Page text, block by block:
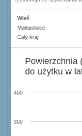
Wieś
Małopolskie
Cały kraj
300
400
Powierzchnia
do użytku w